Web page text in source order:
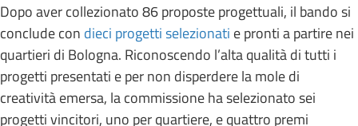
Dopo aver collezionato 86 proposte progettuali, il bando si
conclude con dieci progetti selezionati e pronti a partire nei
quartieri di Bologna. Riconoscendo l’alta qualità di tutti i
progetti presentati e per non disperdere la mole di
creatività emersa, la commissione ha selezionato sei
progetti vincitori, uno per quartiere, e quattro premi